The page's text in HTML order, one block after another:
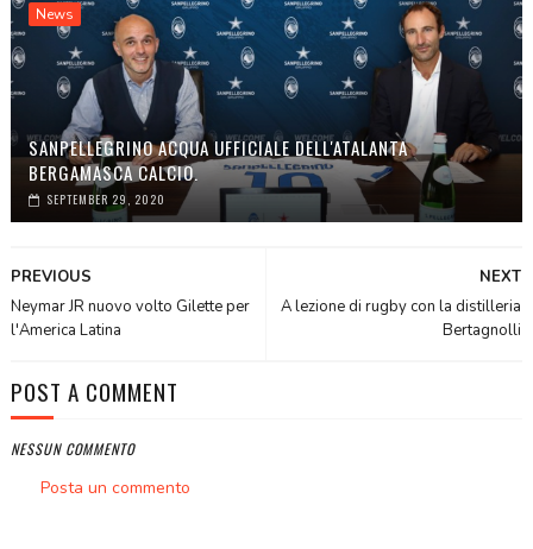
News
SANPELLEGRINO ACQUA UFFICIALE DELL'ATALANTA
BERGAMASCA CALCIO.
SEPTEMBER 29, 2020
NEXT
A lezione di rugby con la distilleria
Bertagnolli
PREVIOUS
Neymar JR nuovo volto Gilette per
l'America Latina
POST A COMMENT
NESSUN COMMENTO
Posta un commento